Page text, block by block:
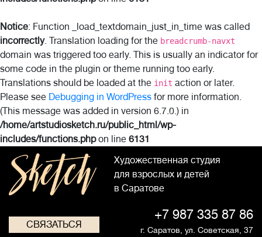
Notice: Function _load_textdomain_just_in_time was called
incorrectly. Translation loading for the breadcrumb-navxt
domain was triggered too early. This is usually an indicator for
some code in the plugin or theme running too early.
Translations should be loaded at the init action or later.
Please see Debugging in WordPress for more information.
(This message was added in version 6.7.0.) in
/home/artstudiosketch.ru/public_html/wp-
includes/functions.phpon line 6131
Художественная студия
для взрослых и детей
в Саратове
СВЯЗАТЬСЯ
+7 987 335 87 86
г. Саратов, ул. Советская, 37